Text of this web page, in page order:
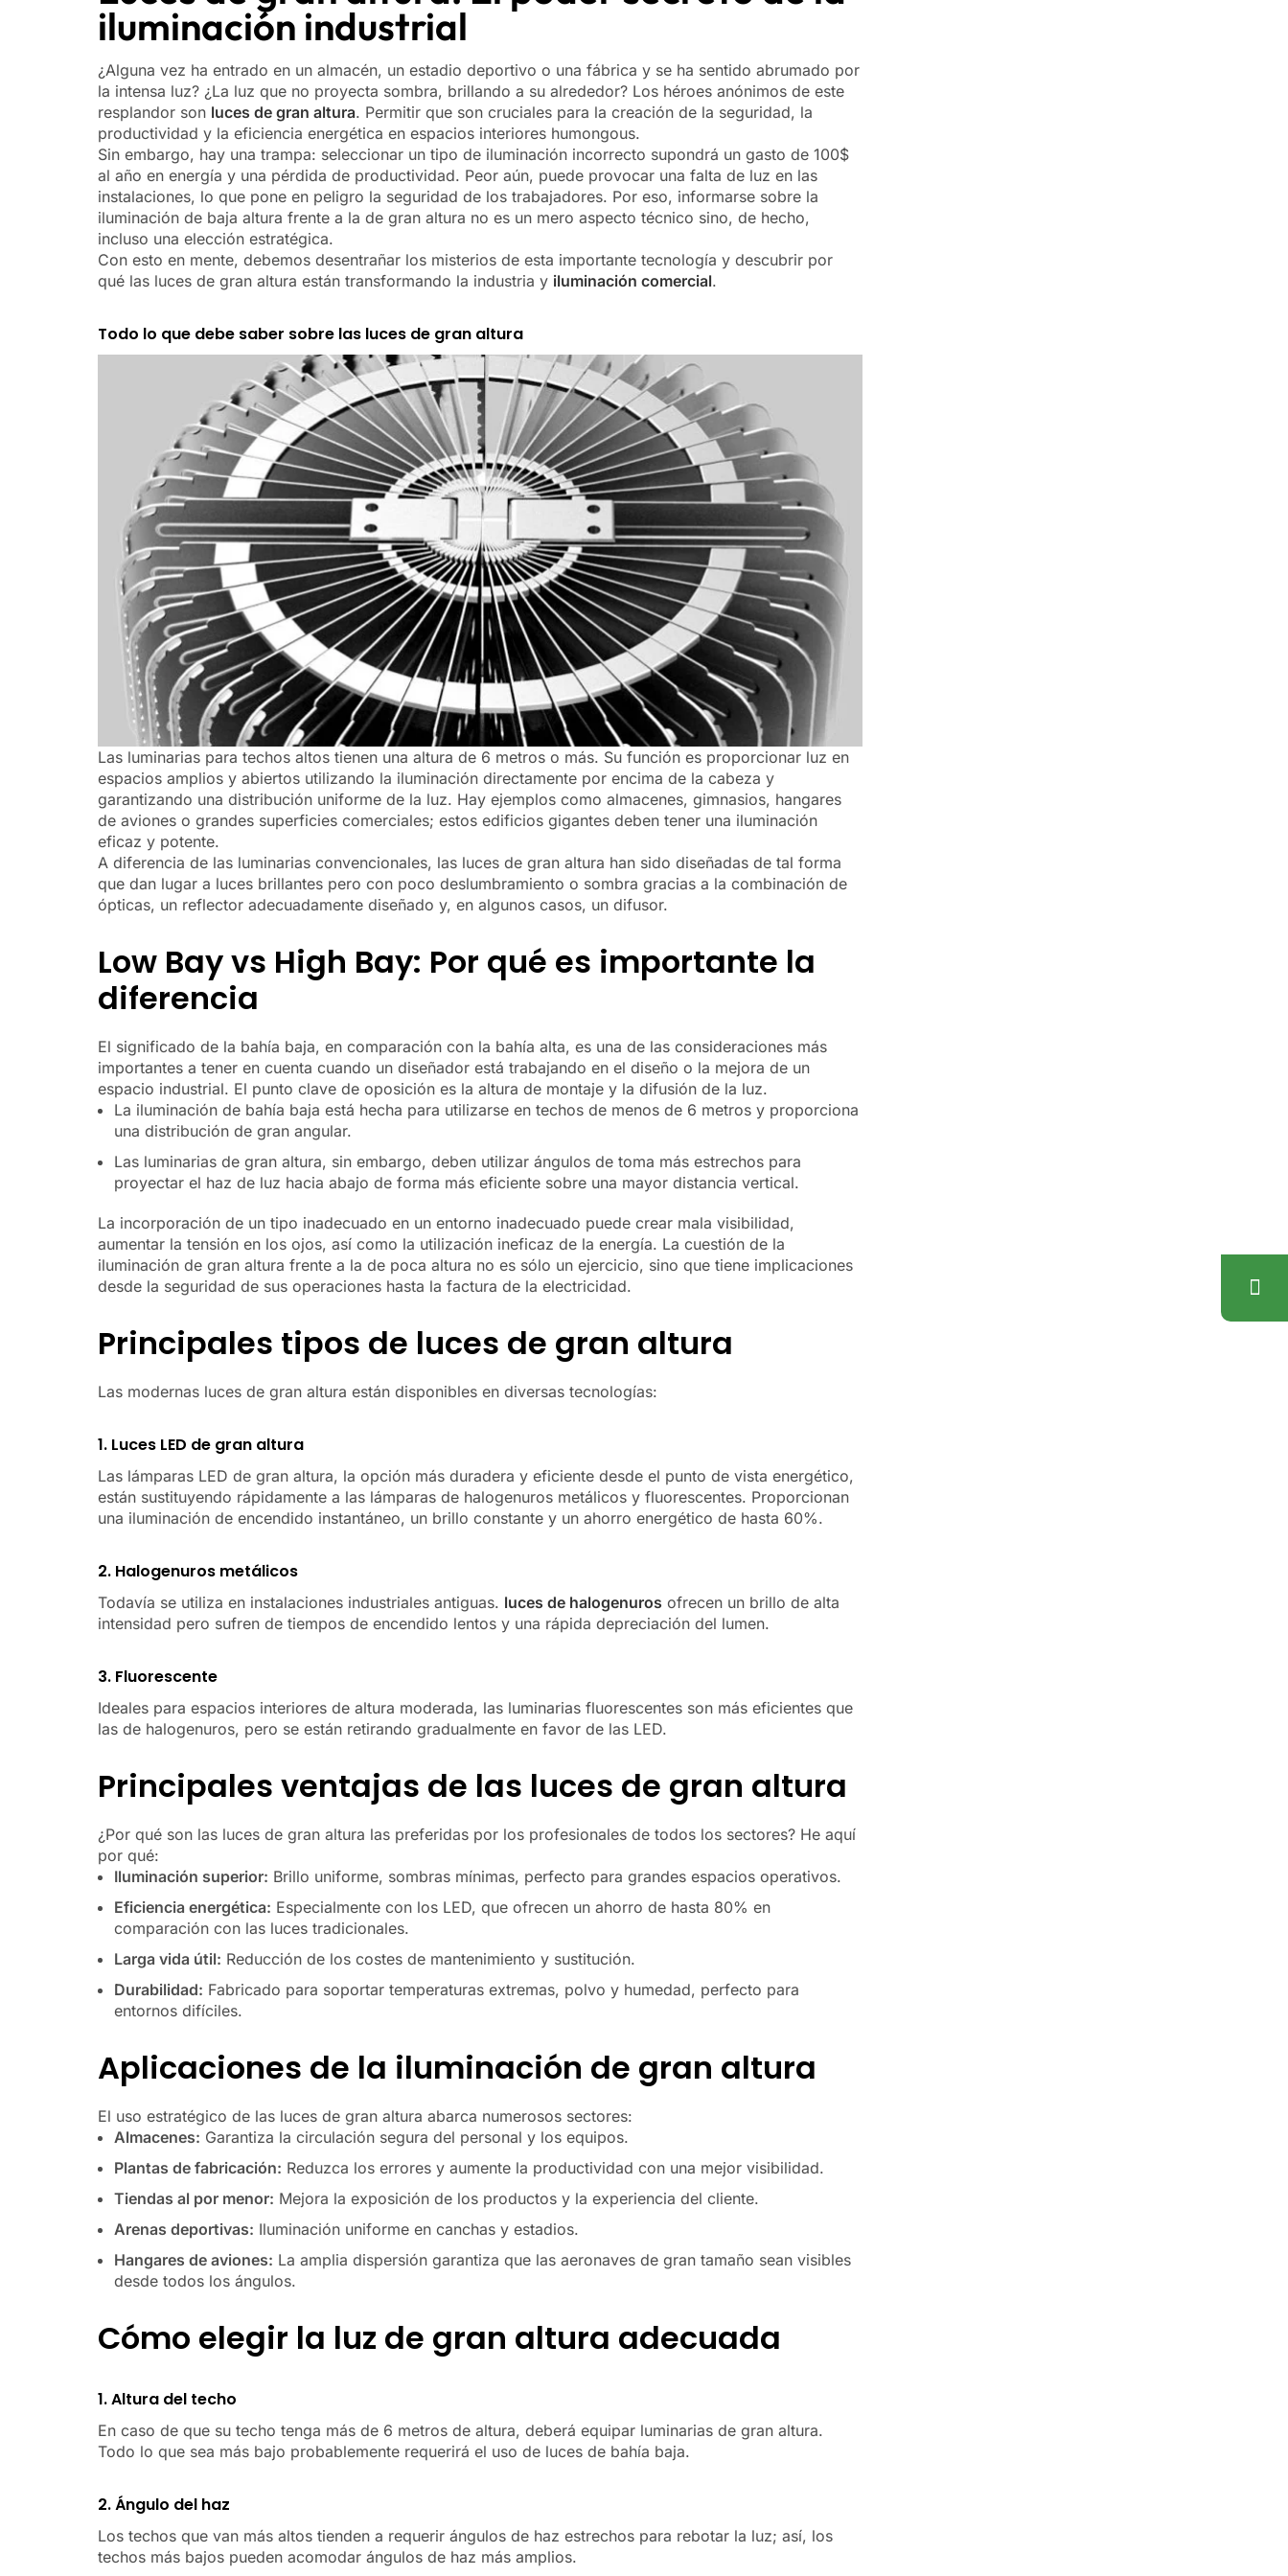
iluminación industrial
¿Alguna vez ha entrado en un almacén, un estadio deportivo o una fábrica y se ha sentido abrumado por
la intensa luz? ¿La luz que no proyecta sombra, brillando a su alrededor? Los héroes anónimos de este
resplandor son luces de gran altura. Permitir que son cruciales para la creación de la seguridad, la
productividad y la eficiencia energética en espacios interiores humongous.
Sin embargo, hay una trampa: seleccionar un tipo de iluminación incorrecto supondrá un gasto de 100$
al año en energía y una pérdida de productividad. Peor aún, puede provocar una falta de luz en las
instalaciones, lo que pone en peligro la seguridad de los trabajadores. Por eso, informarse sobre la
iluminación de baja altura frente a la de gran altura no es un mero aspecto técnico sino, de hecho,
incluso una elección estratégica.
Con esto en mente, debemos desentrañar los misterios de esta importante tecnología y descubrir por
qué las luces de gran altura están transformando la industria y iluminación comercial.
Todo lo que debe saber sobre las luces de gran altura
Las luminarias para techos altos tienen una altura de 6 metros o más. Su función es proporcionar luz en
espacios amplios y abiertos utilizando la iluminación directamente por encima de la cabeza y
garantizando una distribución uniforme de la luz. Hay ejemplos como almacenes, gimnasios, hangares
de aviones o grandes superficies comerciales; estos edificios gigantes deben tener una iluminación
eficaz y potente.
A diferencia de las luminarias convencionales, las luces de gran altura han sido diseñadas de tal forma
que dan lugar a luces brillantes pero con poco deslumbramiento o sombra gracias a la combinación de
ópticas, un reflector adecuadamente diseñado y, en algunos casos, un difusor.
Low Bay vs High Bay: Por qué es importante la
diferencia
El significado de la bahía baja, en comparación con la bahía alta, es una de las consideraciones más
importantes a tener en cuenta cuando un diseñador está trabajando en el diseño o la mejora de un
espacio industrial. El punto clave de oposición es la altura de montaje y la difusión de la luz.
La iluminación de bahía baja está hecha para utilizarse en techos de menos de 6 metros y proporciona
una distribución de gran angular.
Las luminarias de gran altura, sin embargo, deben utilizar ángulos de toma más estrechos para
proyectar el haz de luz hacia abajo de forma más eficiente sobre una mayor distancia vertical.
La incorporación de un tipo inadecuado en un entorno inadecuado puede crear mala visibilidad,
aumentar la tensión en los ojos, así como la utilización ineficaz de la energía. La cuestión de la
iluminación de gran altura frente a la de poca altura no es sólo un ejercicio, sino que tiene implicaciones
desde la seguridad de sus operaciones hasta la factura de la electricidad.
Principales tipos de luces de gran altura
Las modernas luces de gran altura están disponibles en diversas tecnologías:
1. Luces LED de gran altura
Las lámparas LED de gran altura, la opción más duradera y eficiente desde el punto de vista energético,
están sustituyendo rápidamente a las lámparas de halogenuros metálicos y fluorescentes. Proporcionan
una iluminación de encendido instantáneo, un brillo constante y un ahorro energético de hasta 60%.
2. Halogenuros metálicos
Todavía se utiliza en instalaciones industriales antiguas. luces de halogenuros ofrecen un brillo de alta
intensidad pero sufren de tiempos de encendido lentos y una rápida depreciación del lumen.
3. Fluorescente
Ideales para espacios interiores de altura moderada, las luminarias fluorescentes son más eficientes que
las de halogenuros, pero se están retirando gradualmente en favor de las LED.
Principales ventajas de las luces de gran altura
¿Por qué son las luces de gran altura las preferidas por los profesionales de todos los sectores? He aquí
por qué:
Iluminación superior: Brillo uniforme, sombras mínimas, perfecto para grandes espacios operativos.
Eficiencia energética: Especialmente con los LED, que ofrecen un ahorro de hasta 80% en
comparación con las luces tradicionales.
Larga vida útil: Reducción de los costes de mantenimiento y sustitución.
Durabilidad: Fabricado para soportar temperaturas extremas, polvo y humedad, perfecto para
entornos difíciles.
Aplicaciones de la iluminación de gran altura
El uso estratégico de las luces de gran altura abarca numerosos sectores:
Almacenes: Garantiza la circulación segura del personal y los equipos.
Plantas de fabricación: Reduzca los errores y aumente la productividad con una mejor visibilidad.
Tiendas al por menor: Mejora la exposición de los productos y la experiencia del cliente.
Arenas deportivas: Iluminación uniforme en canchas y estadios.
Hangares de aviones: La amplia dispersión garantiza que las aeronaves de gran tamaño sean visibles
desde todos los ángulos.
Cómo elegir la luz de gran altura adecuada
1. Altura del techo
En caso de que su techo tenga más de 6 metros de altura, deberá equipar luminarias de gran altura.
Todo lo que sea más bajo probablemente requerirá el uso de luces de bahía baja.
2. Ángulo del haz
Los techos que van más altos tienden a requerir ángulos de haz estrechos para rebotar la luz; así, los
techos más bajos pueden acomodar ángulos de haz más amplios.